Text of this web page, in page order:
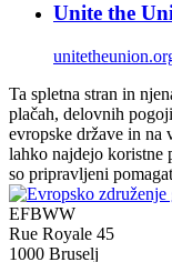
Unite the
Ta spletna stran in
plačah, delovnih
evropske države in na
lahko najdejo koristne
so pripravljeni
EFBWW
Rue Royale 45
1000 Bruselj